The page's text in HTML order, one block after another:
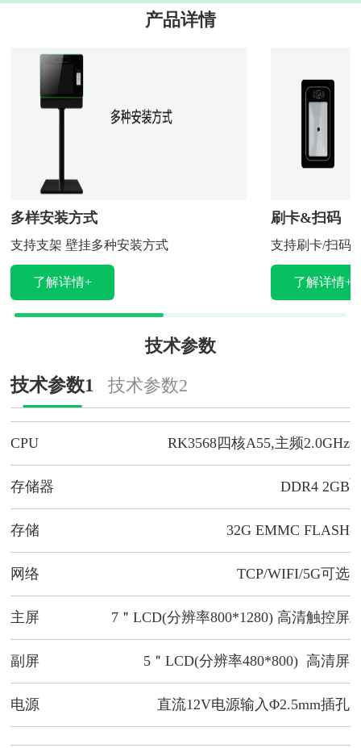
产品详情
多样安装方式
支持支架 壁挂多种安装方式
了解详情+
刷卡&扫码
支持刷卡/扫码
了解详情+
技术参数
技术参数1 技术参数2
CPU RK3568四核A55,主频2.0GHz
存储器 DDR4 2GB
存储 32G EMMC FLASH
网络 TCP/WIFI/5G可选
主屏 7＂LCD(分辨率800*1280) 高清触控屏
副屏 5＂LCD(分辨率480*800) 高清屏
电源 直流12V电源输入Φ2.5mm插孔